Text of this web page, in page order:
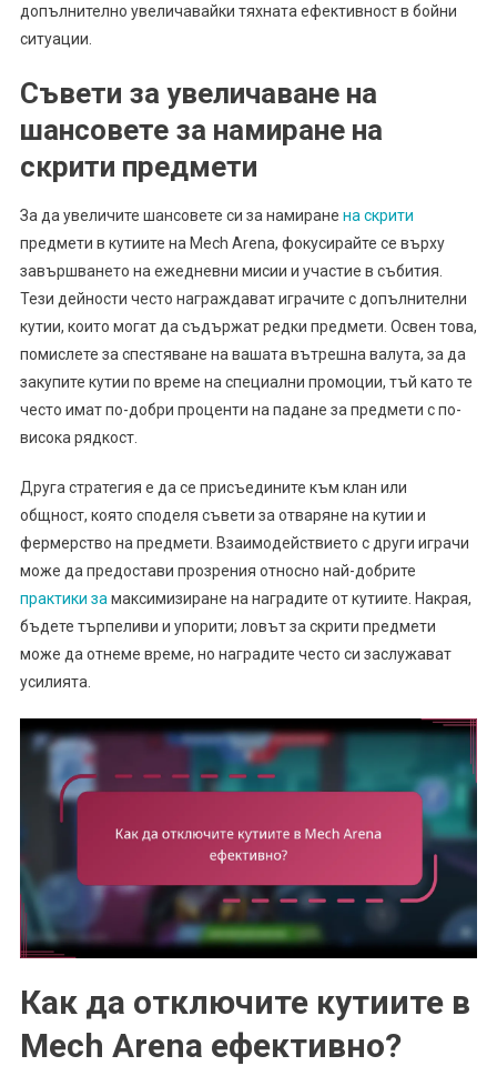
допълнително увеличавайки тяхната ефективност в бойни
ситуации.
Съвети за увеличаване на
шансовете за намиране на
скрити предмети
За да увеличите шансовете си за намиране на скрити
предмети в кутиите на Mech Arena, фокусирайте се върху
завършването на ежедневни мисии и участие в събития.
Тези дейности често награждават играчите с допълнителни
кутии, които могат да съдържат редки предмети. Освен това,
помислете за спестяване на вашата вътрешна валута, за да
закупите кутии по време на специални промоции, тъй като те
често имат по-добри проценти на падане за предмети с по-
висока рядкост.
Друга стратегия е да се присъедините към клан или
общност, която споделя съвети за отваряне на кутии и
фермерство на предмети. Взаимодействието с други играчи
може да предостави прозрения относно най-добрите
практики за максимизиране на наградите от кутиите. Накрая,
бъдете търпеливи и упорити; ловът за скрити предмети
може да отнеме време, но наградите често си заслужават
усилията.
Как да отключите кутиите в
Mech Arena ефективно?